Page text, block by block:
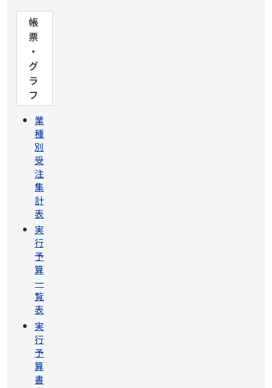
帳
票
・
グ
ラ
フ
業
種
別
受
注
集
計
表
実
行
予
算
一
覧
表
実
行
予
算
書